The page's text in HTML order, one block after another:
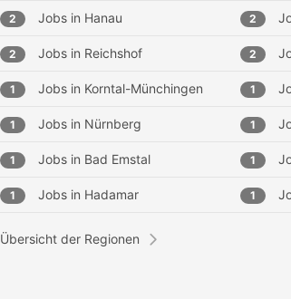
2 Jobs in Hanau 2
2 Jobs in Reichshof 2
1 Jobs in Korntal-Münchingen 1
1 Jobs in Nürnberg 1
1 Jobs in Bad Emstal 1
1 Jobs in Hadamar 1
Übersicht der Regionen